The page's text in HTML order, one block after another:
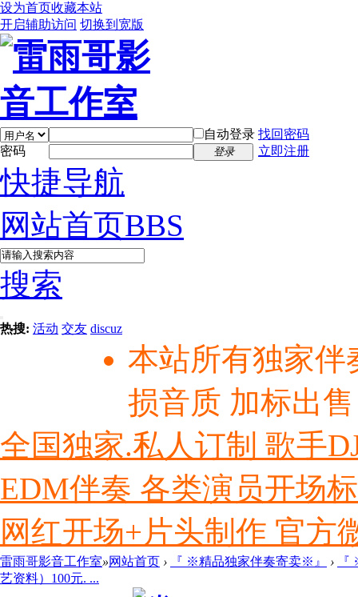
设为首页收藏本站
开启辅助访问 切换到宽版
自动登录 找回密码
密码
登录 立即注册
快捷导航
网站首页BBS
搜索
热搜: 活动 交友 discuz
本站所有独家伴
损音质 加标出
全国独家.私人订制 歌手
EDM伴奏 各类演员开场
网红开场+片头制作 官方
雷雨哥影音工作室»网站首页 › 『 ※精品独家伴奏寄卖※』 ›
艺资料）100元. ...